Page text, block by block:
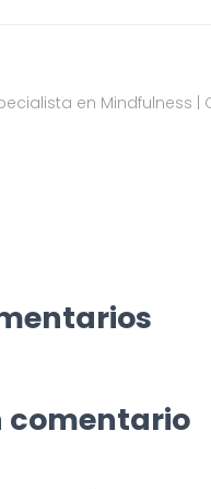
en Mindfulness
comentario